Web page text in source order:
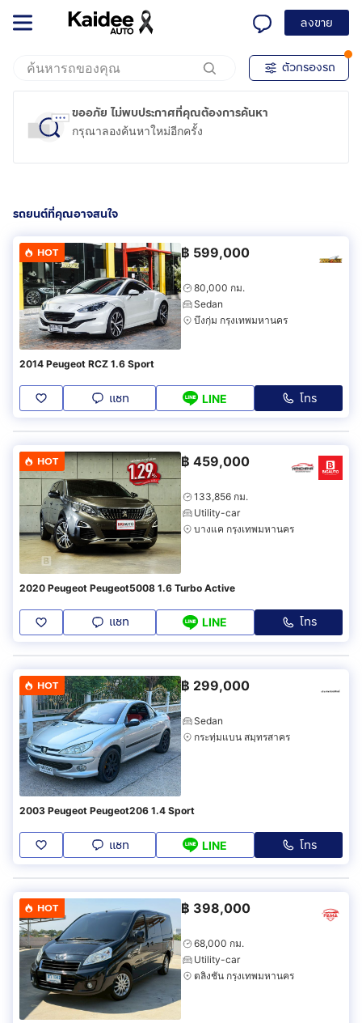
ลงขาย
ตัวกรองรถ
ขออภัย ไม่พบประกาศที่คุณต้องการค้นหา
กรุณาลองค้นหาใหม่อีกครั้ง
รถยนต์ที่คุณอาจสนใจ
HOT ฿ 599,000
80,000 กม.
Sedan
บึงกุ่ม กรุงเทพมหานคร
2014 Peugeot RCZ 1.6 Sport
แชท LINE โทร
HOT ฿ 459,000
133,856 กม.
Utility-car
บางแค กรุงเทพมหานคร
2020 Peugeot Peugeot5008 1.6 Turbo Active
แชท LINE โทร
HOT ฿ 299,000
Sedan
กระทุ่มแบน สมุทรสาคร
2003 Peugeot Peugeot206 1.4 Sport
แชท LINE โทร
HOT ฿ 398,000
68,000 กม.
Utility-car
ตลิ่งชัน กรุงเทพมหานคร